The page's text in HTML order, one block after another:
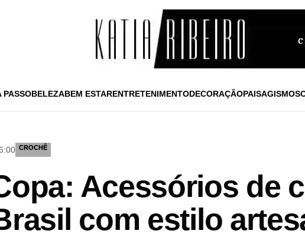
PASSOBELEZABEM ESTARENTRETENIMENTODECORAÇÃOPAISAGISMO
CROCHÊ
Acessórios de
com estilo